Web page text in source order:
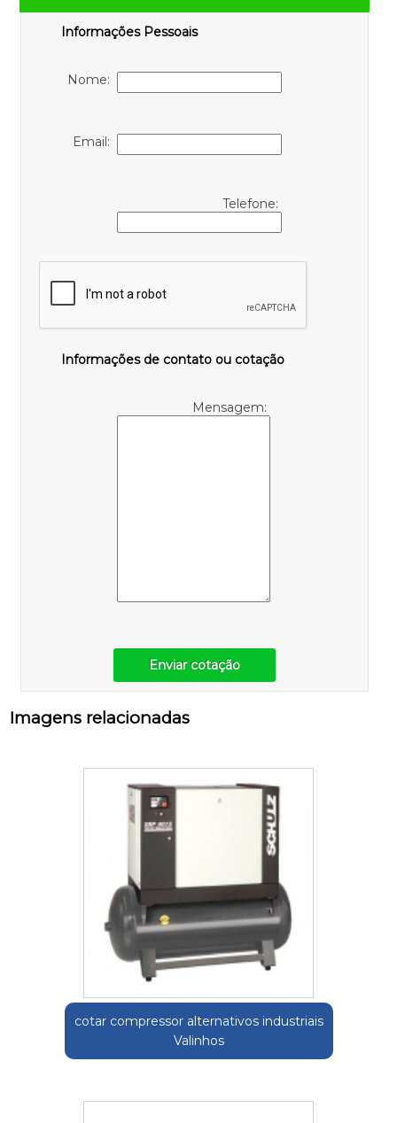
Informações Pessoais
Nome:
Email:
Telefone:
Informações de contato ou cotação
Mensagem:
Enviar cotação
Imagens relacionadas
cotar compressor alternativos industriais
Valinhos